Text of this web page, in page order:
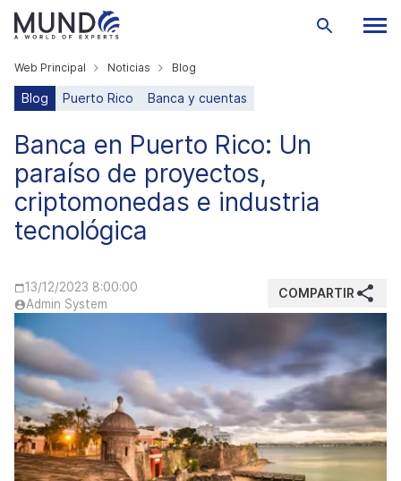
Web Principal Noticias Blog
Blog Puerto Rico Banca y cuentas
Banca en Puerto Rico: Un
paraíso de proyectos,
criptomonedas e industria
tecnológica
13/12/2023 8:00:00
Admin System
COMPARTIR